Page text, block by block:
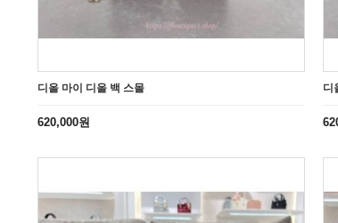
디올 마이 디올 백 스몰
620,000원
디